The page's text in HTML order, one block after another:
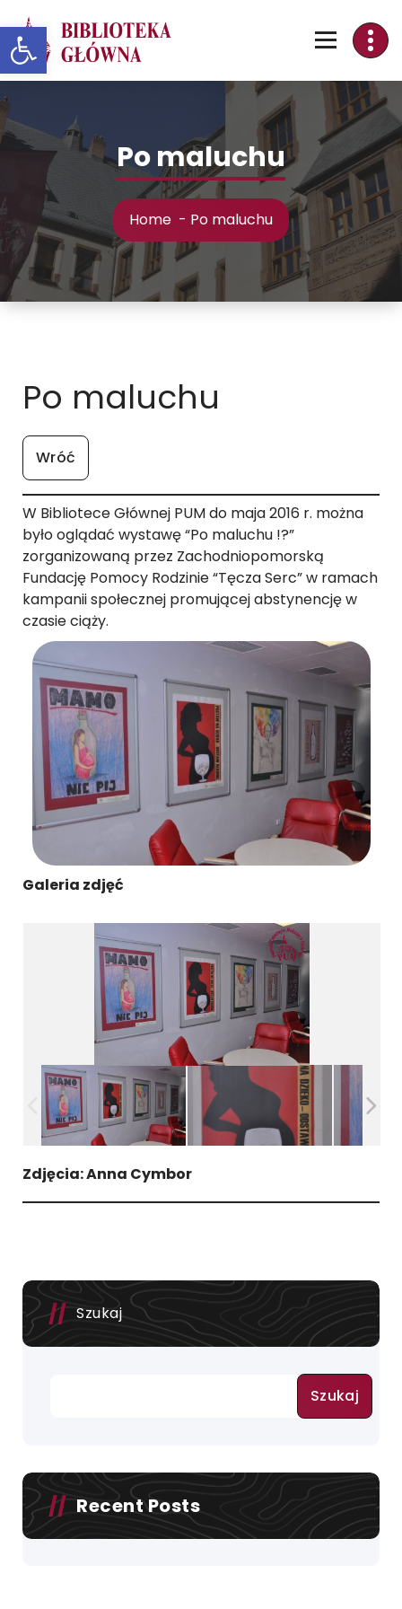
Otwórz pasek narzędzi
to
Content
Po maluchu
Home - Po maluchu
Po maluchu
Wróć
W Bibliotece Głównej PUM do maja 2016 r. można
było oglądać wystawę “Po maluchu !?”
zorganizowaną przez Zachodniopomorską
Fundację Pomocy Rodzinie “Tęcza Serc” w ramach
kampanii społecznej promującej abstynencję w
czasie ciąży.
Galeria zdjęć
Zdjęcia: Anna Cymbor
Szukaj
Szukaj
Recent Posts